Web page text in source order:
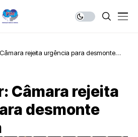
rejeita urgência para desmonte
Câmara rejeita
desmonte